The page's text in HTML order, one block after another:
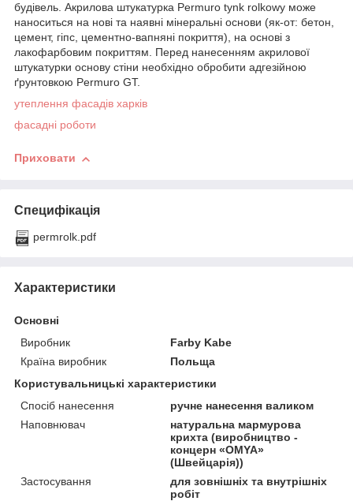
будівель. Акрилова штукатурка Permuro tynk rolkowy може
наноситься на нові та наявні мінеральні основи (як-от: бетон,
цемент, гіпс, цементно-вапняні покриття), на основі з
лакофарбовим покриттям. Перед нанесенням акрилової
штукатурки основу стіни необхідно обробити адгезійною
ґрунтовкою Permuro GT.
утеплення фасадів харків
фасадні роботи
Приховати
Специфікація
permrolk.pdf
Характеристики
Основні
Виробник
Farby Kabe
Країна виробник
Польща
Користувальницькі характеристики
Спосіб нанесення
ручне нанесення валиком
Наповнювач
натуральна мармурова
крихта (виробництво -
концерн «OMYA»
(Швейцарія))
Застосування
для зовнішніх та внутрішніх
робіт